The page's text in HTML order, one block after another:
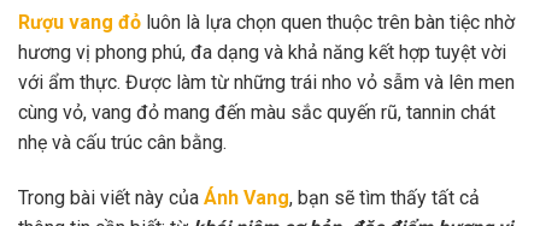
Rượu vang đỏ luôn là lựa chọn quen thuộc trên bàn tiệc nhờ
hương vị phong phú, đa dạng và khả năng kết hợp tuyệt vời
với ẩm thực. Được làm từ những trái nho vỏ sẫm và lên men
cùng vỏ, vang đỏ mang đến màu sắc quyến rũ, tannin chát
nhẹ và cấu trúc cân bằng.
Trong bài viết này của Ánh Vang, bạn sẽ tìm thấy tất cả